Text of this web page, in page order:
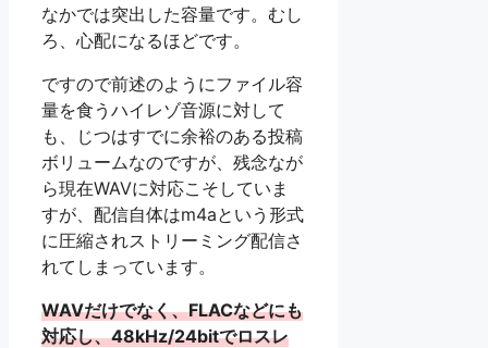
なかでは突出した容量です。むし
ろ、心配になるほどです。
ですので前述のようにファイル容
量を食うハイレゾ音源に対して
も、じつはすでに余裕のある投稿
ボリュームなのですが、残念なが
ら現在WAVに対応こそしていま
すが、配信自体はm4aという形式
に圧縮されストリーミング配信さ
れてしまっています。
WAVだけでなく、FLACなどにも
対応し、48kHz/24bitでロスレ